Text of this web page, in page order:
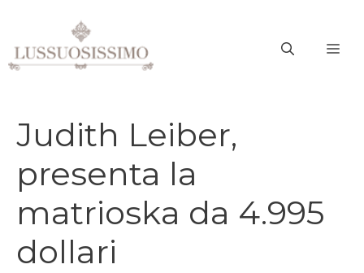
contenuto
Judith Leiber,
presenta la
matrioska da 4.995
dollari